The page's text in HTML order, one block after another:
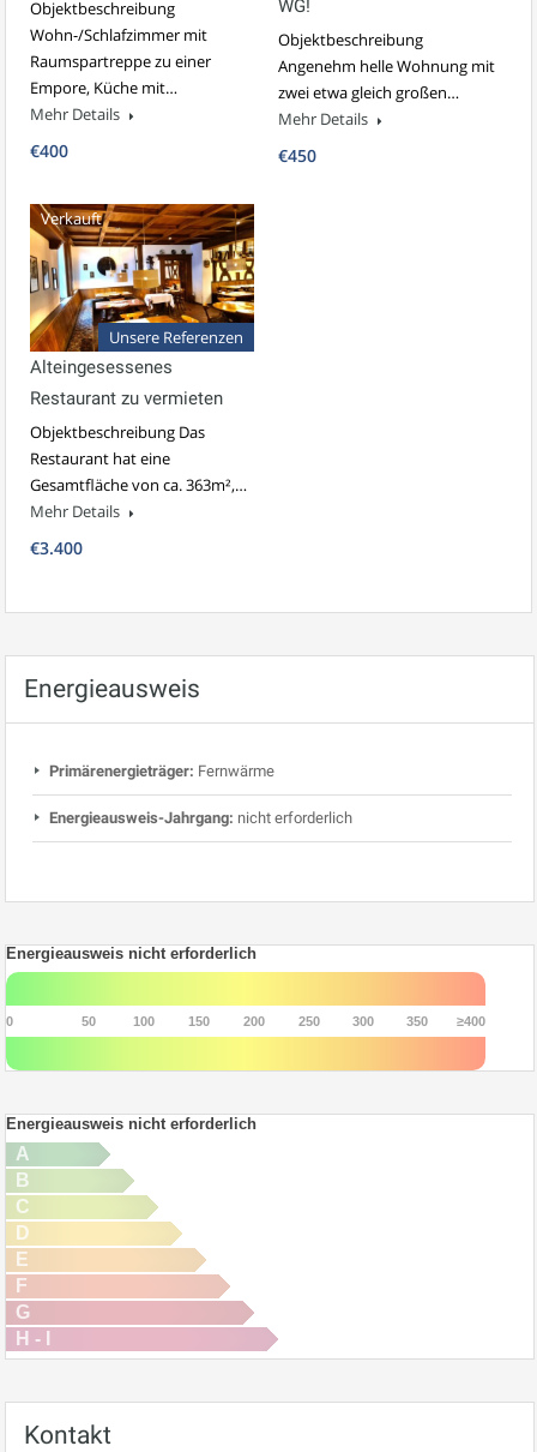
Objektbeschreibung
Wohn-/Schlafzimmer mit
Raumspartreppe zu einer
Empore, Küche mit…
Mehr Details
€400
WG!
Objektbeschreibung
Angenehm helle Wohnung mit
zwei etwa gleich großen…
Mehr Details
€450
Verkauft
Unsere Referenzen
Alteingesessenes
Restaurant zu vermieten
Objektbeschreibung Das
Restaurant hat eine
Gesamtfläche von ca. 363m²,…
Mehr Details
€3.400
Energieausweis
Primärenergieträger: Fernwärme
Energieausweis-Jahrgang: nicht erforderlich
Energieausweis nicht erforderlich
0 50 100 150 200 250 300 350 ≥400
Energieausweis nicht erforderlich
A
B
C
D
E
F
G
H - I
Kontakt